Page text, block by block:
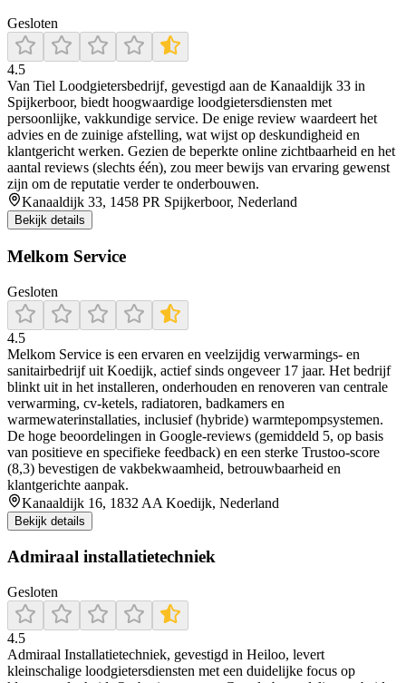
Gesloten
4.5
Van Tiel Loodgietersbedrijf, gevestigd aan de Kanaaldijk 33 in
Spijkerboor, biedt hoogwaardige loodgietersdiensten met
persoonlijke, vakkundige service. De enige review waardeert het
advies en de zuinige afstelling, wat wijst op deskundigheid en
klantgericht werken. Gezien de beperkte online zichtbaarheid en het
aantal reviews (slechts één), zou meer bewijs van ervaring gewenst
zijn om de reputatie verder te onderbouwen.
Kanaaldijk 33, 1458 PR Spijkerboor, Nederland
Bekijk details
Melkom Service
Gesloten
4.5
Melkom Service is een ervaren en veelzijdig verwarmings‑ en
sanitairbedrijf uit Koedijk, actief sinds ongeveer 17 jaar. Het bedrijf
blinkt uit in het installeren, onderhouden en renoveren van centrale
verwarming, cv‐ketels, radiatoren, badkamers en
warmewaterinstallaties, inclusief (hybride) warmtepompsystemen.
De hoge beoordelingen in Google‑reviews (gemiddeld 5, op basis
van positieve en specifieke feedback) en een sterke Trustoo‑score
(8,3) bevestigen de vakbekwaamheid, betrouwbaarheid en
klantgerichte aanpak.
Kanaaldijk 16, 1832 AA Koedijk, Nederland
Bekijk details
Admiraal installatietechniek
Gesloten
4.5
Admiraal Installatietechniek, gevestigd in Heiloo, levert
kleinschalige loodgietersdiensten met een duidelijke focus op